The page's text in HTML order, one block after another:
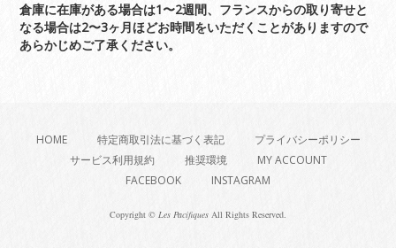
倉庫に在庫がある場合は1〜2週間、フランスからの取り寄せと
なる場合は2〜3ヶ月ほどお時間をいただくことがありますので
あらかじめご了承ください。
HOME 特定商取引法に基づく表記
プライバシーポリシー
サービス利用規約
推奨環境
MY ACCOUNT
FACEBOOK
INSTAGRAM
Copyright © Les Pacifiques All Rights Reserved.